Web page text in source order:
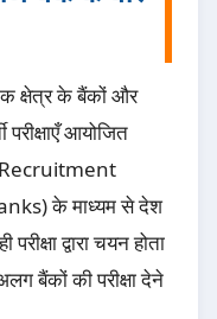
क्षेत्र के बैंकों और
परीक्षाएँ आयोजित
Recruitment
के माध्यम से देश
द्वारा चयन होता
बैंकों की परीक्षा देने